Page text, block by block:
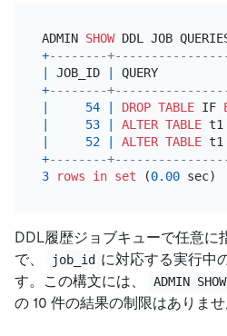
ADMIN SHOW DDL JOB
+--------
JOB_ID
+--------
54 DROP TABLE IF
53 ALTER TABLE t1
52 ALTER TABLE t1
+--------
3
rows in set (0.00
DDL履歴ジョブキューで任意に
で、
job_id に対応する実行中
す。この構文には、
ADMIN
の 10 件の結果の制限はありませ